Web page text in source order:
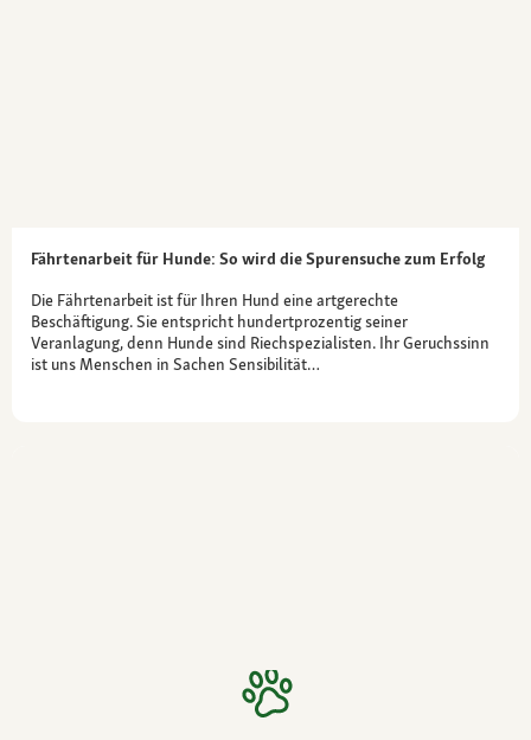
Fährtenarbeit für Hunde: So wird die Spurensuche zum Erfolg
Die Fährtenarbeit ist für Ihren Hund eine artgerechte
Beschäftigung. Sie entspricht hundertprozentig seiner
Veranlagung, denn Hunde sind Riechspezialisten. Ihr Geruchssinn
ist uns Menschen in Sachen Sensibilität…